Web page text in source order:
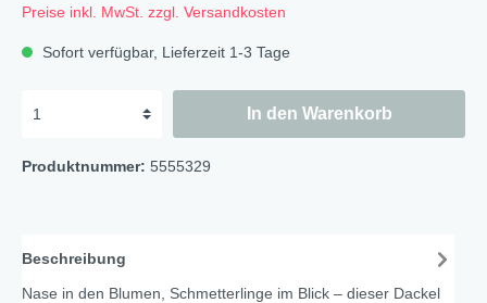
Preise inkl. MwSt. zzgl. Versandkosten
Sofort verfügbar, Lieferzeit 1-3 Tage
In den Warenkorb
Produktnummer: 5555329
Beschreibung
Nase in den Blumen, Schmetterlinge im Blick – dieser Dackel